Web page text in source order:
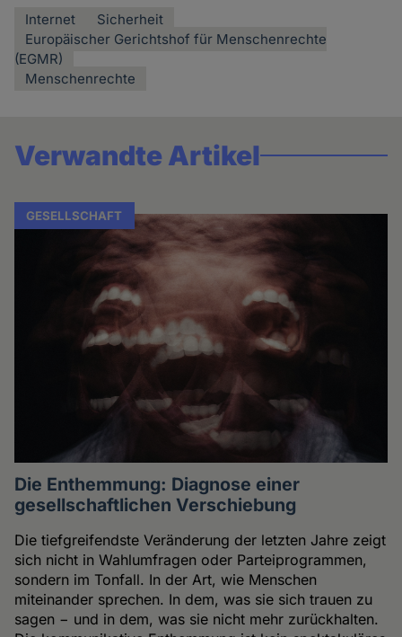
Internet
Sicherheit
Europäischer Gerichtshof für Menschenrechte
(EGMR)
Menschenrechte
Verwandte Artikel
GESELLSCHAFT
Die Enthemmung: Diagnose einer
gesellschaftlichen Verschiebung
Die tiefgreifendste Veränderung der letzten Jahre zeigt
sich nicht in Wahlumfragen oder Parteiprogrammen,
sondern im Tonfall. In der Art, wie Menschen
miteinander sprechen. In dem, was sie sich trauen zu
sagen − und in dem, was sie nicht mehr zurückhalten.